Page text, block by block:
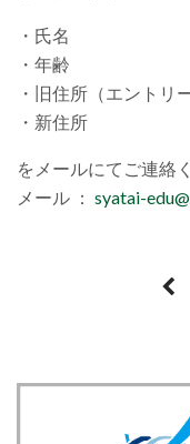
・氏名
・年齢
・旧住所（エントリ
・新住所
をメールにてご連絡
メール ： syatai-